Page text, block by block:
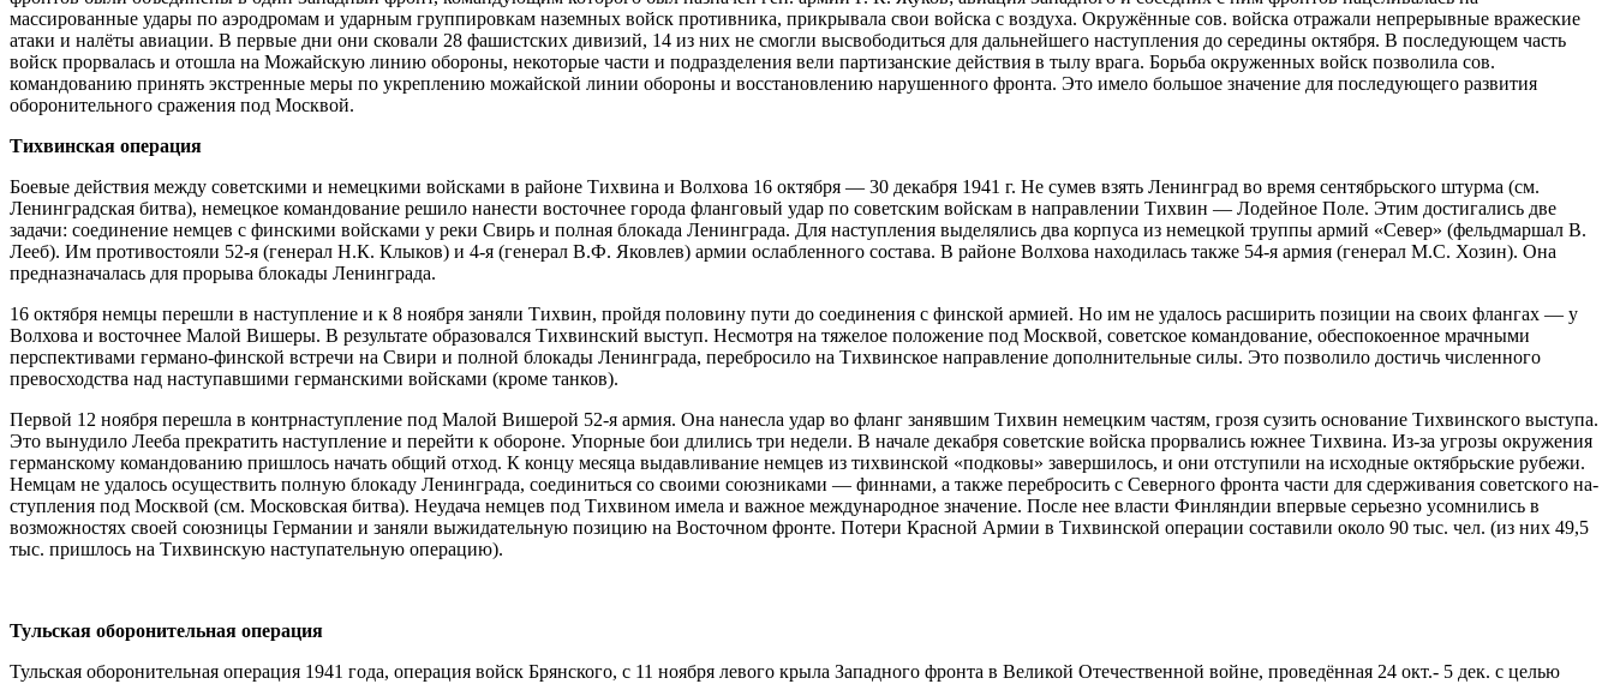
массированные удары по аэродромам и ударным группировкам наземных войск противника, прикрывала свои войска с воздуха. Окружённые сов. войска отражали непрерывные вражеские
атаки и налёты авиации. В первые дни они сковали 28 фашистских дивизий, 14 из них не смогли высвободиться для дальнейшего наступления до середины октября. В последующем часть
войск прорвалась и отошла на Можайскую линию обороны, некоторые части и подразделения вели партизанские действия в тылу врага. Борьба окруженных войск позволила сов.
командованию принять экстренные меры по укреплению можайской линии обороны и восстановлению нарушенного фронта. Это имело большое значение для последующего развития
оборонительного сражения под Москвой.
Тихвинская операция
Боевые действия между советскими и немецкими войсками в районе Тихвина и Волхова 16 октября — 30 декабря 1941 г. Не сумев взять Ленинград во время сентябрьского штурма (см.
Ленинградская битва), немецкое командование решило нанести восточнее города фланговый удар по советским войскам в направлении Тихвин — Лодейное Поле. Этим достигались две
задачи: соединение немцев с финскими войсками у реки Свирь и полная блокада Ленинграда. Для наступления выделялись два корпуса из немецкой труп­пы армий «Север» (фельдмаршал В.
Лееб). Им противостоя­ли 52-я (генерал Н.К. Клыков) и 4-я (генерал В.Ф. Яковлев) армии ослабленного состава. В районе Волхова находилась также 54-я армия (генерал М.С. Хозин). Она
предназнача­лась для прорыва блокады Ленинграда.
16 октября немцы перешли в наступление и к 8 ноября заняли Тихвин, пройдя половину пути до соединения с фин­ской армией. Но им не удалось расширить позиции на своих флангах — у
Волхова и восточнее Малой Вишеры. В резуль­тате образовался Тихвинский выступ. Несмотря на тяжелое положение под Москвой, советское командование, обеспокоенное мрачными
перспективами германо-финской встречи на Свири и полной блокады Ленинграда, перебросило на Тихвинское направление дополнительные силы. Это позволило достичь численного
превосходства над наступавшими германскими войсками (кроме танков).
Первой 12 ноября перешла в контрнаступление под Малой Вишерой 52-я армия. Она нанесла удар во фланг занявшим Тихвин немецким частям, грозя сузить основание Тихвинского выступа.
Это вынудило Лееба прекратить наступ­ление и перейти к обороне. Упорные бои длились три неде­ли. В начале декабря советские войска прорвались южнее Тихвина. Из-за угрозы окружения
германскому командова­нию пришлось начать общий отход. К концу месяца выдав­ливание немцев из тихвинской «подковы» завершилось, и они отступили на исходные октябрьские рубежи.
Немцам не удалось осуществить полную блокаду Ленинграда, соединиться со своими союзниками — финнами, а также перебросить с Северного фронта части для сдерживания советского на­
ступления под Москвой (см. Московская битва). Неудача немцев под Тихвином имела и важное международное значение. После нее власти Финляндии впервые серьезно усомнились в
возможностях своей союзницы Германии и заняли выжидательную позицию на Восточном фронте. Потери Крас­ной Армии в Тихвинской операции составили около 90 тыс. чел. (из них 49,5
тыс. пришлось на Тихвинскую наступательную операцию).
Тульская оборонительная операция
Тульская оборонительная операция 1941 года, операция войск Брянского, с 11 ноября левого крыла Западного фронта в Великой Отечественной войне, проведённая 24 окт.- 5 дек. с целью